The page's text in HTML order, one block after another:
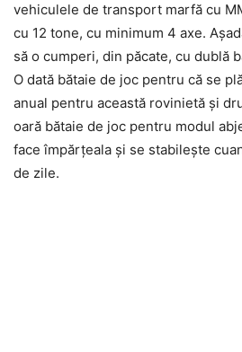
vehiculele de transport marfă cu
cu 12 tone, cu minimum 4 axe.
să o cumperi, din păcate, cu dublă
O dată bătaie de joc pentru că se
anual pentru această rovinietă și
oară bătaie de joc pentru modul
face împărțeala și se stabilește
de zile.